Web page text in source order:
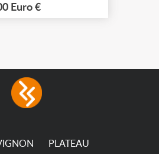
seven colour
the
The
of a 50,000-
Euro €
PLATEAU